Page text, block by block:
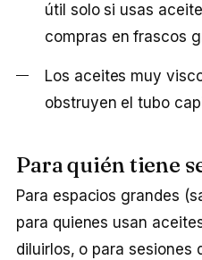
útil solo si usas
compras en frascos
Los aceites muy
obstruyen el tubo
Para quién tiene
Para espacios grandes
para quienes usan
diluirlos, o para sesiones